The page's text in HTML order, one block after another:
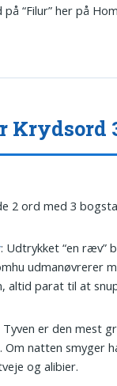
på “Filur” her på
Krydsord
2 ord med 3
: Udtrykket “en ræv”
udmanøvrerer
altid parat til at
Tyven er den mest
Om natten smyger
og alibier.